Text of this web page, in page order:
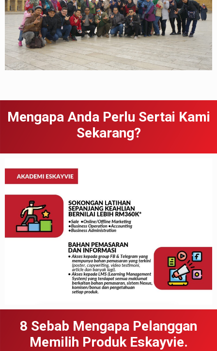
Mengapa Anda Perlu Sertai Kami
Sekarang?
8 Sebab Mengapa Pelanggan
Memilih Produk Eskayvie.